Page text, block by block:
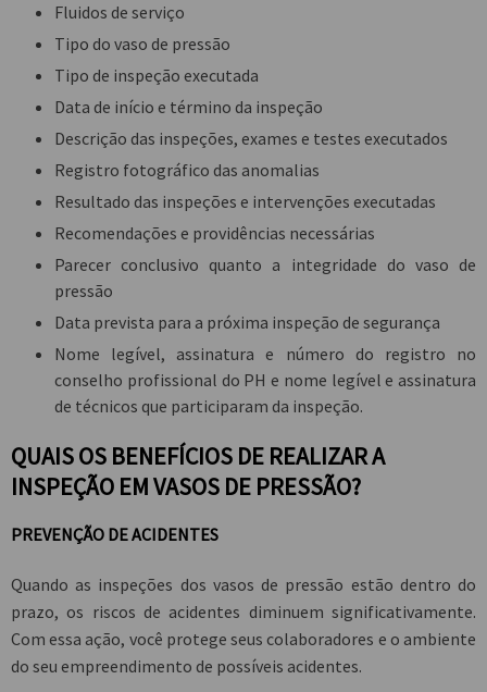
Fluidos de serviço
Tipo do vaso de pressão
Tipo de inspeção executada
Data de início e término da inspeção
Descrição das inspeções, exames e testes executados
Registro fotográfico das anomalias
Resultado das inspeções e intervenções executadas
Recomendações e providências necessárias
Parecer conclusivo quanto a integridade do vaso de
pressão
Data prevista para a próxima inspeção de segurança
Nome legível, assinatura e número do registro no
conselho profissional do PH e nome legível e assinatura
de técnicos que participaram da inspeção.
QUAIS OS BENEFÍCIOS DE REALIZAR A
INSPEÇÃO EM VASOS DE PRESSÃO?
PREVENÇÃO DE ACIDENTES
Quando as inspeções dos vasos de pressão estão dentro do
prazo, os riscos de acidentes diminuem significativamente.
Com essa ação, você protege seus colaboradores e o ambiente
do seu empreendimento de possíveis acidentes.